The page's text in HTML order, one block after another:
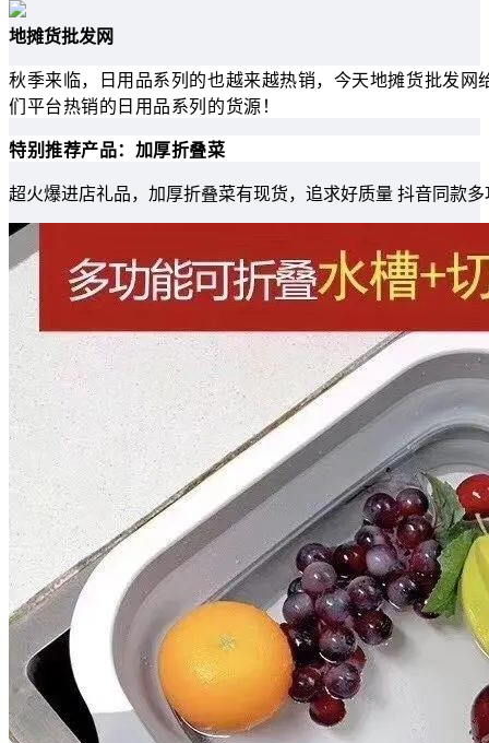
地摊货批发网
秋季来临，日用品系列的也越来越热销，今天地摊货批发
们平台热销的日用品系列的货源！
特别推荐产品：加厚折叠菜
超火爆进店礼品，加厚折叠菜有现货，追求好质量 抖音同款